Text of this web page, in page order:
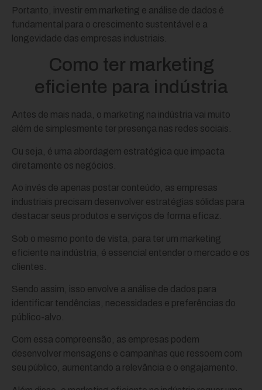
Portanto, investir em marketing e análise de dados é
fundamental para o crescimento sustentável e a
longevidade das empresas industriais.
Como ter marketing
eficiente para indústria
Antes de mais nada, o marketing na indústria vai muito
além de simplesmente ter presença nas redes sociais.
Ou seja, é uma abordagem estratégica que impacta
diretamente os negócios.
Ao invés de apenas postar conteúdo, as empresas
industriais precisam desenvolver estratégias sólidas para
destacar seus produtos e serviços de forma eficaz.
Sob o mesmo ponto de vista, para ter um marketing
eficiente na indústria, é essencial entender o mercado e os
clientes.
Sendo assim, isso envolve a análise de dados para
identificar tendências, necessidades e preferências do
público-alvo.
Com essa compreensão, as empresas podem
desenvolver mensagens e campanhas que ressoem com
seu público, aumentando a relevância e o engajamento.